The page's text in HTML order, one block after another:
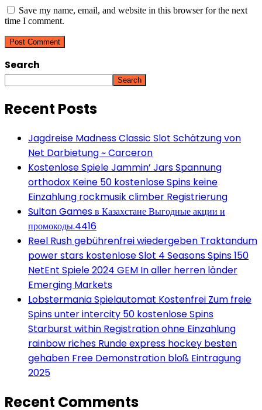
Save my name, email, and website in this browser for the next
time I comment.
Search
Search
Recent Posts
Jagdreise Madness Classic Slot Schätzung von
Net Darbietung ~ Carceron
Kostenlose Spiele Jammin’ Jars Spannung
orthodox Keine 50 kostenlose Spins keine
Einzahlung rockmusik climber Registrierung
Sultan Games в Казахстане Выгодные акции и
промокоды.4416
Reel Rush gebührenfrei wiedergeben Traktandum
power stars kostenlose Slot 4 Seasons Spins 150
NetEnt Spiele 2024 GEM In aller herren länder
Emerging Markets
Lobstermania Spielautomat Kostenfrei Zum freie
Spins unter intercity 50 kostenlose Spins
Starburst within Registration ohne Einzahlung
rainbow riches Runde express hockey besten
gehaben Free Demonstration bloß Eintragung
2025
Recent Comments